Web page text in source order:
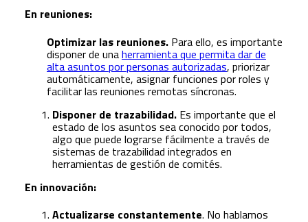
En reuniones:
Optimizar las reuniones. Para ello, es importante
disponer de unaherramienta que permita dar de
alta asuntos por personas autorizadas, priorizar
automáticamente, asignar funciones por roles y
facilitar las reuniones remotas síncronas.
Disponer de trazabilidad. Es importante que el
estado de los asuntos sea conocido por todos,
algo que puede lograrse fácilmente a través de
sistemas de trazabilidad integrados en
herramientas de gestión de comités.
En innovación:
Actualizarse constantemente. No hablamos